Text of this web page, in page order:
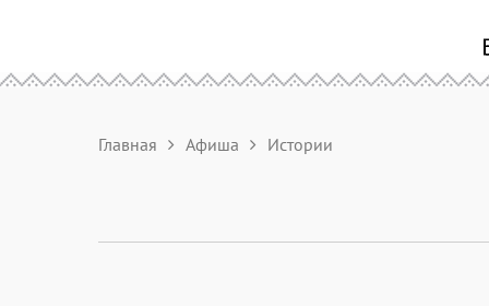
Главная Афиша Истории